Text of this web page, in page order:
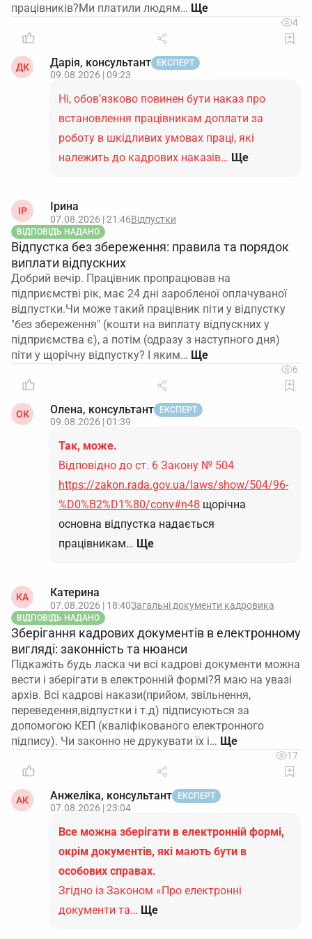
працівників?Ми платили людям…
4
ДК Дарія, консультант ЕКСПЕРТ
09.08.2026 | 09:23
Ні, обов’язково повинен бути наказ про
встановлення працівникам доплати за
роботу в шкідливих умовах праці, які
належить до кадрових наказів… Ще
ІР Ірина
07.08.2026 | 21:46Відпустки
ВІДПОВІДЬ НАДАНО
Відпустка без збереження: правила та порядок
виплати відпускних
Добрий вечір. Працівник пропрацював на
підприємстві рік, має 24 дні заробленої оплачуваної
відпустки.Чи може такий працівник піти у відпустку
"без збереження" (кошти на виплату відпускних у
підприємства є), а потім (одразу з наступного дня)
піти у щорічну відпустку? І яким…
6
ОК Олена, консультант ЕКСПЕРТ
09.08.2026 | 01:39
Так, може.
Відповідно до ст. 6 Закону № 504
https://zakon.rada.gov.ua/laws/show/504/96-
%D0%B2%D1%80/conv#n48 щорічна
основна відпустка надається
працівникам… Ще
КА Катерина
07.08.2026 | 18:40Загальні документи кадровика
ВІДПОВІДЬ НАДАНО
Зберігання кадрових документів в електронному
вигляді: законність та нюанси
Підкажіть будь ласка чи всі кадрові документи можна
вести і зберігати в електронній формі?Я маю на увазі
архів. Всі кадрові накази(прийом, звільнення,
переведення,відпустки і т.д) підписуються за
допомогою КЕП (кваліфікованого електронного
підпису). Чи законно не друкувати їх і…
17
АК Анжеліка, консультант ЕКСПЕРТ
07.08.2026 | 23:04
Все можна зберігати в електронній формі,
окрім документів, які мають бути в
особових справах.
Згідно із Законом «Про електронні
документи та… Ще